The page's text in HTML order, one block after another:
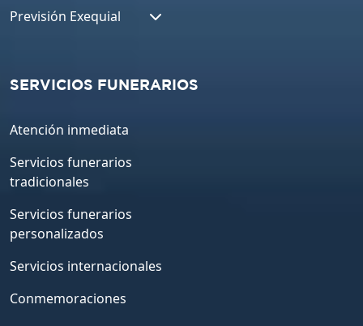
Previsión Exequial
SERVICIOS FUNERARIOS
Atención inmediata
Servicios funerarios
tradicionales
Servicios funerarios
personalizados
Servicios internacionales
Conmemoraciones